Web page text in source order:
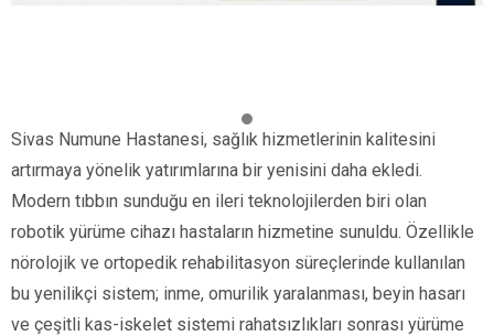
Sivas Numune Hastanesi, sağlık hizmetlerinin kalitesini
artırmaya yönelik yatırımlarına bir yenisini daha ekledi.
Modern tıbbın sunduğu en ileri teknolojilerden biri olan
robotik yürüme cihazı hastaların hizmetine sunuldu. Özellikle
nörolojik ve ortopedik rehabilitasyon süreçlerinde kullanılan
bu yenilikçi sistem; inme, omurilik yaralanması, beyin hasarı
ve çeşitli kas-iskelet sistemi rahatsızlıkları sonrası yürüme